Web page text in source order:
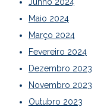
Maio 2024
Março 2024
Fevereiro 2024
Dezembro 2023
Novembro 2023
Outubro 2023